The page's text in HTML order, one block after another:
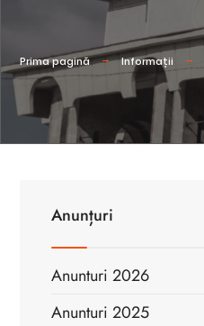
Prima pagină Informații
Anunțuri
Anunturi 2026
Anunturi 2025